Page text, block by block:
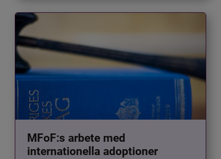
MFoF:s arbete med
internationella adoptioner